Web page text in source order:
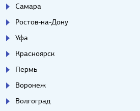
Самара
Ростов-на-Дону
Уфа
Красноярск
Пермь
Воронеж
Волгоград